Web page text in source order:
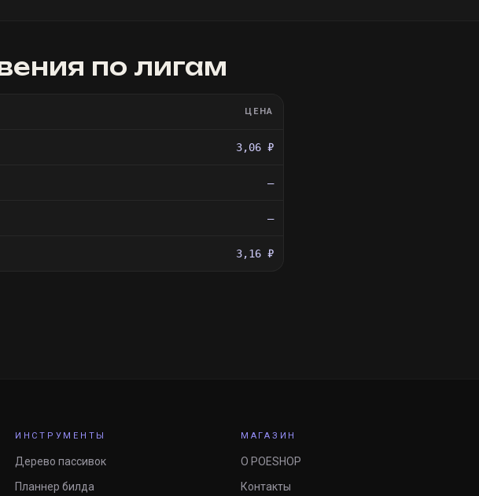
по лигам
ЦЕНА
3,06 ₽
—
—
3,16 ₽
ИНСТРУМЕНТЫ
Дерево пассивок
Планнер билда
МАГАЗИН
О POESHOP
Контакты